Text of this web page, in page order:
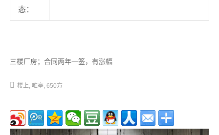
态：
三楼厂房；合同两年一签，有涨幅
楼上 唯亭 650方